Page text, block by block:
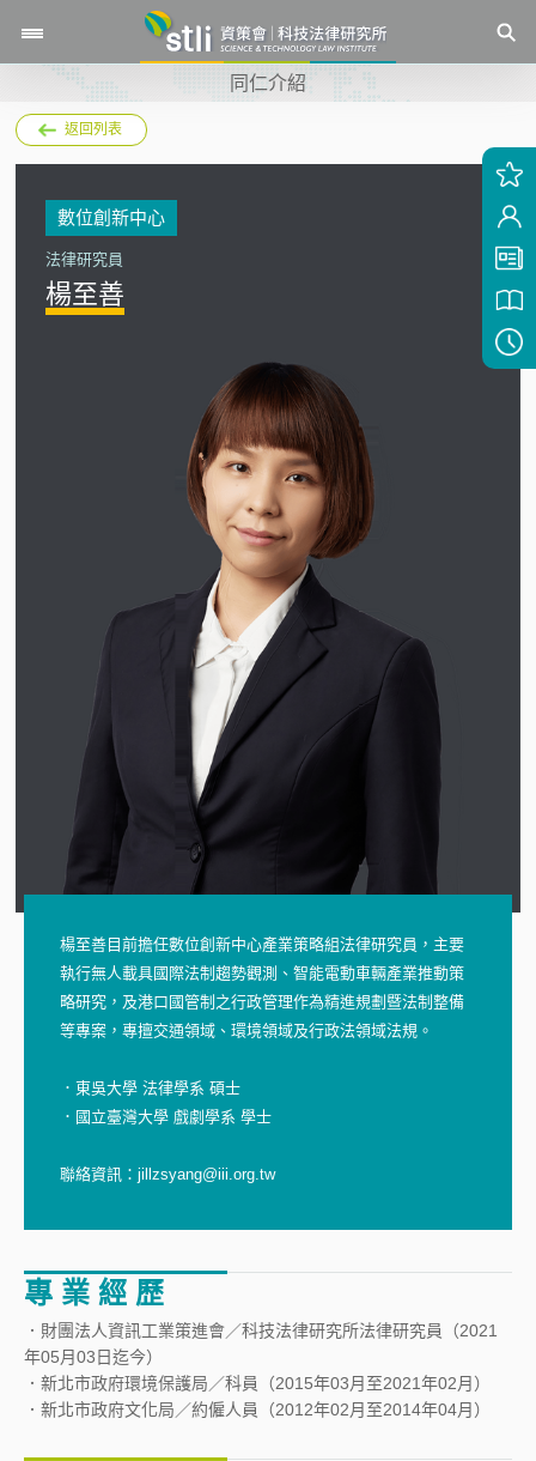
同仁介紹
返回列表
數位創新中心
法律研究員
楊至善
楊至善目前擔任數位創新中心產業策略組法律研究員，主要
執行無人載具國際法制趨勢觀測、智能電動車輛產業推動策
略研究，及港口國管制之行政管理作為精進規劃暨法制整備
等專案，專擅交通領域、環境領域及行政法領域法規。
．東吳大學 法律學系 碩士
．國立臺灣大學 戲劇學系 學士
聯絡資訊：jillzsyang@iii.org.tw
專 業 經 歷
．財團法人資訊工業策進會／科技法律研究所法律研究員（2021
年05月03日迄今）
．新北市政府環境保護局／科員（2015年03月至2021年02月）
．新北市政府文化局／約僱人員（2012年02月至2014年04月）